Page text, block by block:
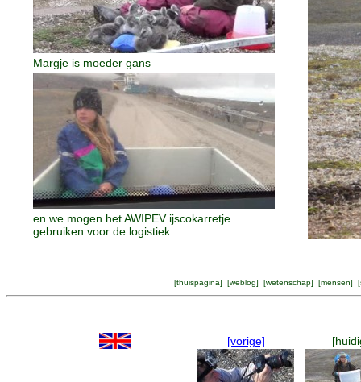
Margje is moeder gans
en we mogen het AWIPEV ijscokarretje
gebruiken voor de logistiek
[thuispagina] [weblog] [wetenschap] [mensen] [
[vorige]